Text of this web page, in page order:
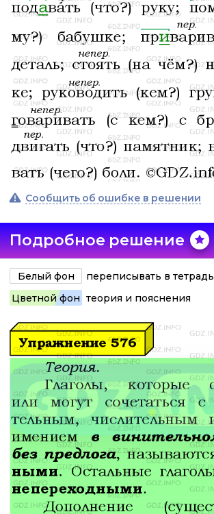
Сообщить об ошибке в решении
Подробное решение
Белый фон
переписывать в тетрадь
Цветной фон теория и пояснения